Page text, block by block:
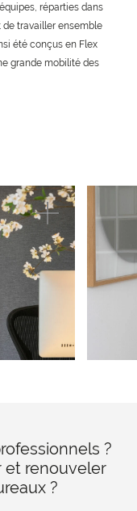
réparties dans
de travailler ensemble
été conçus en Flex
grande mobilité des
?
et renouveler
?